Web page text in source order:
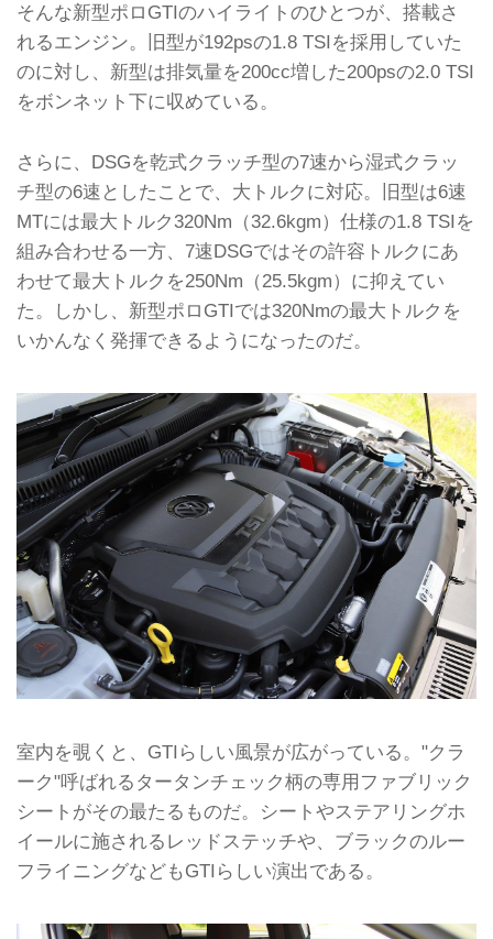
そんな新型ポロGTIのハイライトのひとつが、搭載さ
れるエンジン。旧型が192psの1.8 TSIを採用していた
のに対し、新型は排気量を200cc増した200psの2.0 TSI
をボンネット下に収めている。
さらに、DSGを乾式クラッチ型の7速から湿式クラッ
チ型の6速としたことで、大トルクに対応。旧型は6速
MTには最大トルク320Nm（32.6kgm）仕様の1.8 TSIを
組み合わせる一方、7速DSGではその許容トルクにあ
わせて最大トルクを250Nm（25.5kgm）に抑えてい
た。しかし、新型ポロGTIでは320Nmの最大トルクを
いかんなく発揮できるようになったのだ。
室内を覗くと、GTIらしい風景が広がっている。"クラ
ーク"呼ばれるタータンチェック柄の専用ファブリック
シートがその最たるものだ。シートやステアリングホ
イールに施されるレッドステッチや、ブラックのルー
フライニングなどもGTIらしい演出である。